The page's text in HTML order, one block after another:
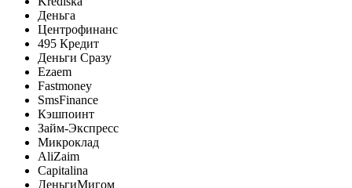
Деньга
Центрофинанс
495 Кредит
Деньги Сразу
Ezaem
Fastmoney
SmsFinance
Кэшпоинт
Займ-Экспресс
Микроклад
AliZaim
Capitalina
ДеньгиМигом